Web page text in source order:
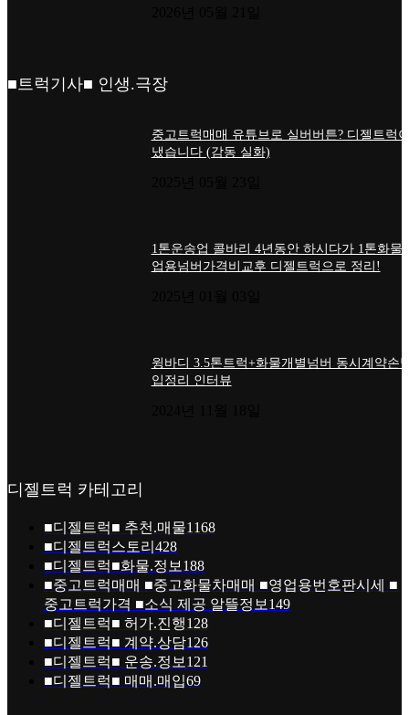
■트럭기사■ 인생.극장
중고트럭매매 유튜브로 실버버튼? 디젤트럭
냈습니다 (감동 실화)
1톤운송업 콜바리 4년동안 하시다가 1톤화물
업용넘버가격비교후 디젤트럭으로 정리!
윙바디 3.5톤트럭+화물개별넘버 동시계약손
입정리 인터뷰
디젤트럭 카테고리
■디젤트럭■ 추천.매물1168
■디젤트럭스토리 428
■디젤트럭■화물.정보 188
■중고트럭매매 ■중고화물차매매 ■영업용번호판시세 ■
중고트럭가격 ■소식 제공 알뜰정보 149
■디젤트럭■ 허가.진행128
■디젤트럭■ 계약.상담126
■디젤트럭■ 운송.정보 121
■디젤트럭■ 매매.매입69